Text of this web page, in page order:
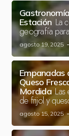
Estación La
geografía
agosto 19, 2025
Empanadas
Queso
Mordida
de frijol y
agosto 15, 2025